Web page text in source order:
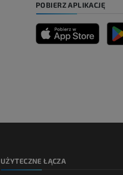
POBIERZ APLIKACJĘ
UŻYTECZNE ŁĄCZA